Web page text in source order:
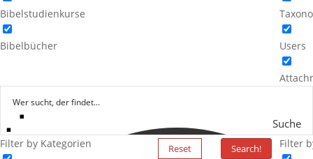
Bibelstudienkurse
Bibelbücher Users
Suche
Filter by Kategorien Reset Search! Filter